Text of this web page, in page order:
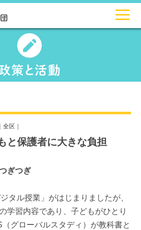
全区
と保護者に大きな負担
ぎつぎ
タル授業」がはじまりましたが、
学習内容であり、子どもがひとり
グローバルスタディ）が教科書と